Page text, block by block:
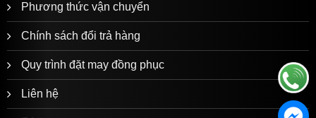
Phương thức vận chuyển
Chính sách đổi trả hàng
Quy trình đặt may đồng phục
Liên hệ